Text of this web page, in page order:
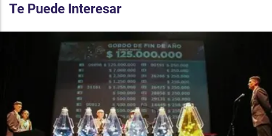
Te Puede Interesar